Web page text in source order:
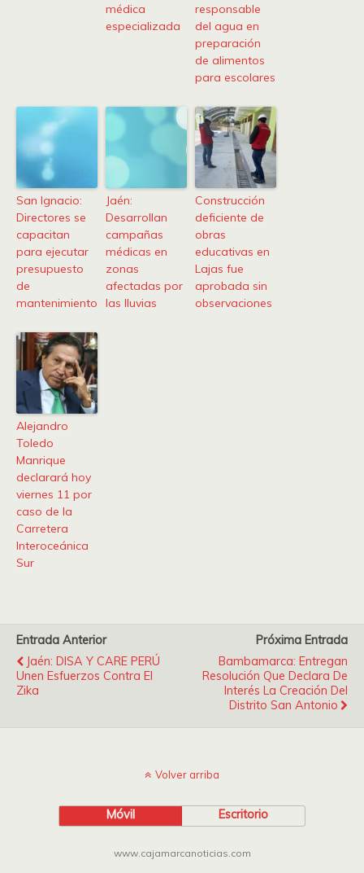
médica
especializada
responsable
del agua en
preparación
de alimentos
para escolares
San Ignacio:
Directores se
capacitan
para ejecutar
presupuesto
de
mantenimiento
Jaén:
Desarrollan
campañas
médicas en
zonas
afectadas por
las lluvias
Construcción
deficiente de
obras
educativas en
Lajas fue
aprobada sin
observaciones
Alejandro
Toledo
Manrique
declarará hoy
viernes 11 por
caso de la
Carretera
Interoceánica
Sur
Entrada Anterior
Jaén: DISA Y CARE PERÚ
Unen Esfuerzos Contra El
Zika
Próxima Entrada
Bambamarca: Entregan
Resolución Que Declara De
Interés La Creación Del
Distrito San Antonio
Volver arriba
Móvil Escritorio
www.cajamarcanoticias.com